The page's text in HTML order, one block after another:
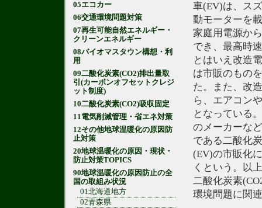
車(EV)は、ス
動モーターを
家庭用電源か
でき、最高時
とはいえ改造
は市販のもの
た。また、改
ら、エアコン
となっている
のメーカーな
である二酸化
(EV)の市販化
くという。以
二酸化炭素
環境問題に関
05エコカー
06交通環境問題対策
07再生可能自然エネルギー・
クリーンエネルギー
08バイオマスタウン構想・利
用
09二酸化炭素(CO2)排出量取
引(カーボンオフセットクレジ
ット制度)
10二酸化炭素(CO2)吸収固定
11電気削減管理・省エネ対策
12その他地球温暖化の原因防
止対策
20地球温暖化の原因・現状・
防止対策TOPICS
90地球温暖化の原因防止の全
国の取組み状況
01北海道地方
02青森県